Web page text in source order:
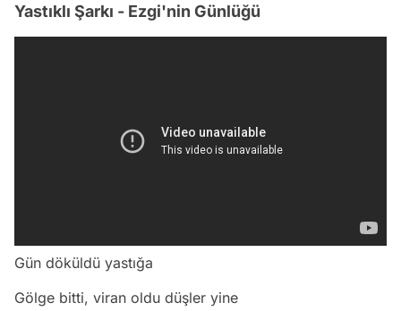
Yastıklı Şarkı - Ezgi'nin Günlüğü
Gün döküldü yastığa
Gölge bitti, viran oldu düşler yine